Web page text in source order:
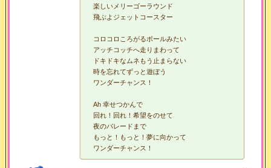
楽しいメリーゴーラウンド
飛ぶよジェットコースター
コロコロころがるボールみたい
アッチコッチへ走りまわって
ドキドキなムネもう止まらない
時を忘れてずっと遊ぼう
ワンダーチャンス！
Ah 幸せつかんで
回れ！回れ！希望をのせて
夜のパレードまで
もっと！もっと！夢に向かって
ワンダーチャンス！